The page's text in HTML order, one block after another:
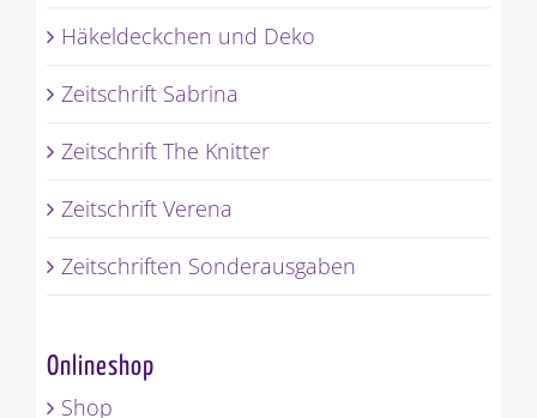
Häkeldeckchen und Deko
Zeitschrift Sabrina
Zeitschrift The Knitter
Zeitschrift Verena
Zeitschriften Sonderausgaben
Onlineshop
Shop